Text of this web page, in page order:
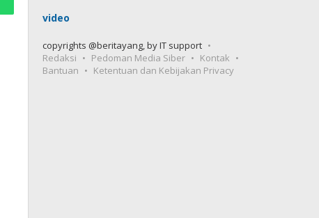
video
copyrights @beritayang, by IT support
Redaksi
Pedoman Media Siber
Kontak
Bantuan
Ketentuan dan Kebijakan Privacy